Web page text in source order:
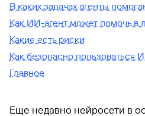
В каких задачах агенты
Как ИИ-агент может помочь в
Какие есть риски
Как безопасно пользоваться
Главное
Еще недавно нейросети в